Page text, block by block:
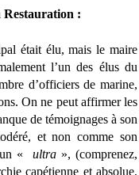
Restauration :
était élu, mais le maire
l’un des élus du
d’officiers de marine,
On ne peut affirmer les
de témoignages à son
et non comme son
«
ultra», (comprenez,
capétienne et absolue,